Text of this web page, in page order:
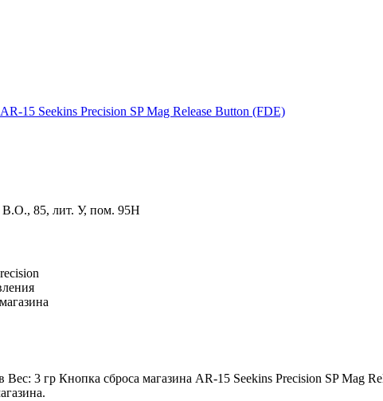
15 Seekins Precision SP Mag Release Button (FDE)
В.О., 85, лит. У, пом. 95Н
3 гр Кнопка сброса магазина AR-15 Seekins Precision SP Mag